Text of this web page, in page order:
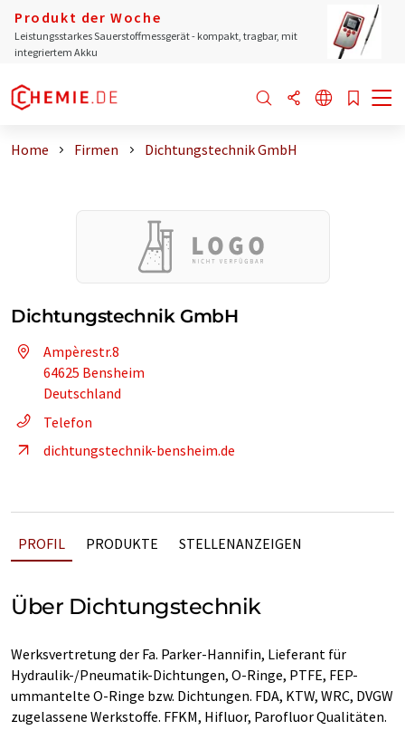
Produkt der Woche
Leistungsstarkes Sauerstoffmessgerät - kompakt, tragbar, mit
integriertem Akku
Home Firmen Dichtungstechnik GmbH
Dichtungstechnik GmbH
Ampèrestr.8
64625 Bensheim
Deutschland
Telefon
dichtungstechnik-bensheim.de
PROFIL PRODUKTE STELLENANZEIGEN
Über Dichtungstechnik
Werksvertretung der Fa. Parker-Hannifin, Lieferant für
Hydraulik-/Pneumatik-Dichtungen, O-Ringe, PTFE, FEP-
ummantelte O-Ringe bzw. Dichtungen. FDA, KTW, WRC, DVGW
zugelassene Werkstoffe. FFKM, Hifluor, Parofluor Qualitäten.